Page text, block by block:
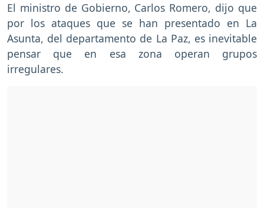
El ministro de Gobierno, Carlos Romero, dijo que
por los ataques que se han presentado en La
Asunta, del departamento de La Paz, es inevitable
pensar que en esa zona operan grupos
irregulares.